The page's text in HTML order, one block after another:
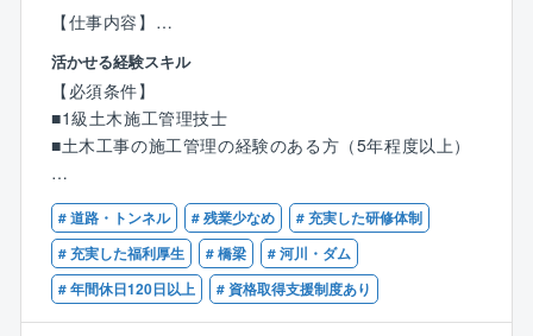
■クオリティの高い建物を生み出しています
シェルルTPII（特許・実用新案取得）の鉄骨部材を主
力商品とし、様々な製品を自社工場で一貫生産してい
る同社。
室内家具はもちろん、家具、造作材、システムキッチ
ン、収納家具などを幅広く生産し、質の高い建物を生
み出しています。
【仕事内容】
発注者先の事務所または弊社事業所に常駐して、
◇発注された公共工事の工事関係資料作成
◇調査資料作成
◇契約履行状況確認作業
◇工事の品質、工程、安全対策、出来形などの管理
◇CADの修正等の対応業務、積算資料作成、設計図書
の内容確認など
【具体的には】
■発注された工事を発注者側の立場で、土木工事共通仕
様書、土木工事施工管理基準及び規格値、発注図面通
活かせる経験スキル
【必須条件】
■1級土木施工管理技士
■土木工事の施工管理の経験のある方（5年程度以上）
【歓迎】
■AutoCADの操作が可能な方
■Excel/Wordの操作が可能な方（表計算、文章作成et
c）
■発注者支援業務での経験のある方
# 道路・トンネル # 残業少なめ
# 充実した研修体制
# 充実した福利厚生
# 橋梁
# 河川・ダム
# 年間休日120日以上
# 資格取得支援制度あり